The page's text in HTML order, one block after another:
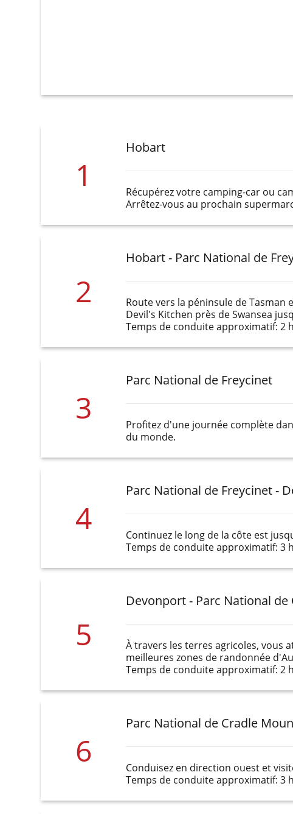
1
Hobart
Récupérez votre camping-car ou
Arrêtez-vous au prochain
2
Hobart - Parc National de
Route vers la péninsule de
Devil's Kitchen près de Swansea
Temps de conduite approximatif: 2
3
Parc National de Freycinet
Profitez d'une journée complète
du monde.
4
Parc National de Freycinet -
Continuez le long de la côte est
Temps de conduite approximatif: 3
5
Devonport - Parc National
À travers les terres agricoles, vous
meilleures zones de randonnée
Temps de conduite approximatif: 2
6
Parc National de Cradle
Conduisez en direction ouest et
Temps de conduite approximatif: 3